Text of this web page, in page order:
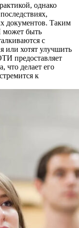
однако
документов. Таким
может быть
с
или хотят улучшить
предоставляет
что делает его
к